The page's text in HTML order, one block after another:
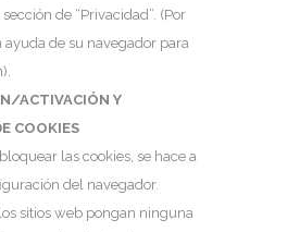
de “Privacidad”. (Por
ayuda de su navegador para
ACTIVACIÓN Y
COOKIES
las cookies, se hace a
del navegador.
sitios web pongan ninguna